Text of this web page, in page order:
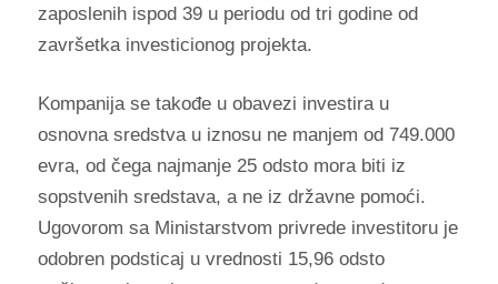
zaposlenih ispod 39 u periodu od tri godine od
završetka investicionog projekta.
Kompanija se takođe u obavezi investira u
osnovna sredstva u iznosu ne manjem od 749.000
evra, od čega najmanje 25 odsto mora biti iz
sopstvenih sredstava, a ne iz državne pomoći.
Ugovorom sa Ministarstvom privrede investitoru je
odobren podsticaj u vrednosti 15,96 odsto